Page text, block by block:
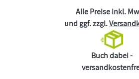
Alle Preise inkl.
und ggf. zzgl.
Buch dabei -